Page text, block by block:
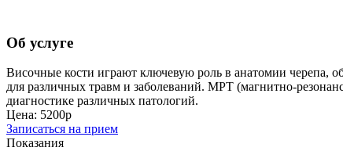
Об услуге
Височные кости играют ключевую роль в анатомии черепа,
для различных травм и заболеваний. МРТ (магнитно-
диагностике различных патологий.
Цена: 5200р
Записаться на прием
Показания